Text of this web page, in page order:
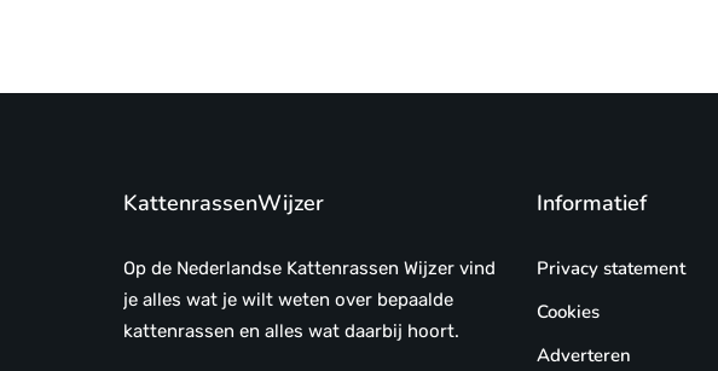
KattenrassenWijzer
Op de Nederlandse Kattenrassen Wijzer vind
je alles wat je wilt weten over bepaalde
kattenrassen en alles wat daarbij hoort.
Informatief
Privacy statement
Cookies
Adverteren